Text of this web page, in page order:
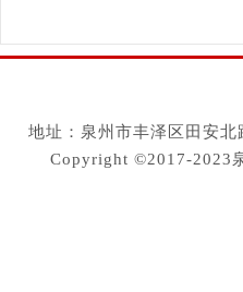
地址：泉州市丰泽区田安
Copyright ©2017-2023